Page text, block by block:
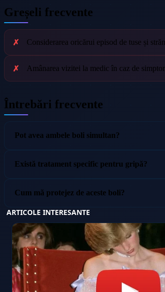
Greșeli frecvente
Considerarea oricărui episod de tuse și
Amânarea vizitei la medic în caz de
Întrebări frecvente
Pot avea ambele boli simultan?
Există tratament specific pentru gripă?
Cum mă protejez de aceste boli?